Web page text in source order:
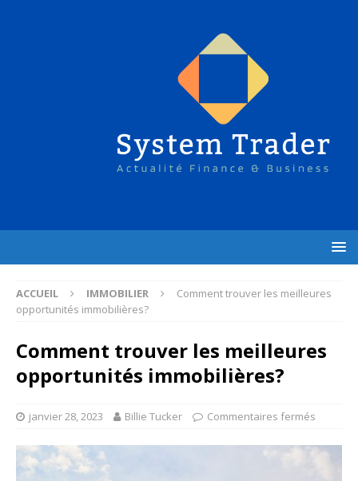
ACCUEIL IMMOBILIER
Comment trouver les meilleures
opportunités immobilières?
Comment trouver les meilleures
opportunités immobilières?
janvier 28, 2023 Billie Tucker Commentaires fermés